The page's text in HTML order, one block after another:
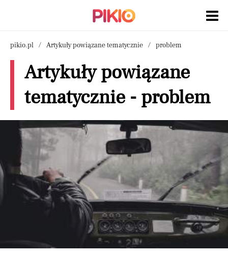
pikio.pl Artykuły powiązane tematycznie problem
Artykuły powiązane
tematycznie - problem